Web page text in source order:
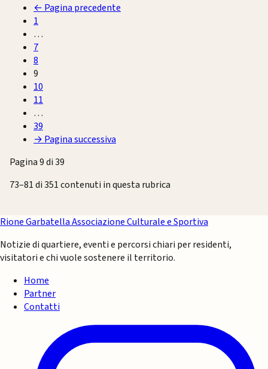
← Pagina precedente
1
…
7
8
9
10
11
…
39
→ Pagina successiva
Pagina 9 di 39
73–81 di 351 contenuti in questa rubrica
Rione GarbatellaAssociazione Culturale e Sportiva
Notizie di quartiere, eventi e percorsi chiari per residenti,
visitatori e chi vuole sostenere il territorio.
Home
Partner
Contatti